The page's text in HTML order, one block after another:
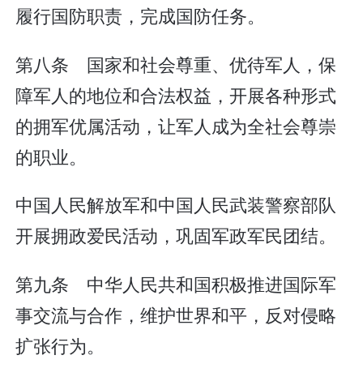
履行国防职责，完成国防任务。
第八条 国家和社会尊重、优待军人，保
障军人的地位和合法权益，开展各种形式
的拥军优属活动，让军人成为全社会尊崇
的职业。
中国人民解放军和中国人民武装警察部队
开展拥政爱民活动，巩固军政军民团结。
第九条 中华人民共和国积极推进国际军
事交流与合作，维护世界和平，反对侵略
扩张行为。